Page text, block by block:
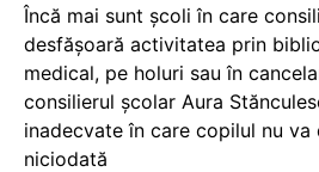
Încă mai sunt școli în care
desfășoară activitatea prin
medical, pe holuri sau în
consilierul școlar Aura
inadecvate în care copilul nu va
niciodată